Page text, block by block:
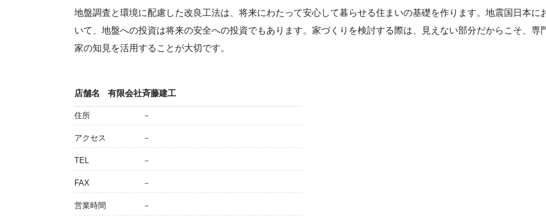
地盤調査と環境に配慮した改良工法は、将来にわたって安心して暮らせる住まいの基礎を作ります。地震国日本に
いて、地盤への投資は将来の安全への投資でもあります。家づくりを検討する際は、見えない部分だからこそ、専
家の知見を活用することが大切です。
店舗名 有限会社斉藤建工
住所 －
アクセス －
TEL －
FAX －
営業時間 －